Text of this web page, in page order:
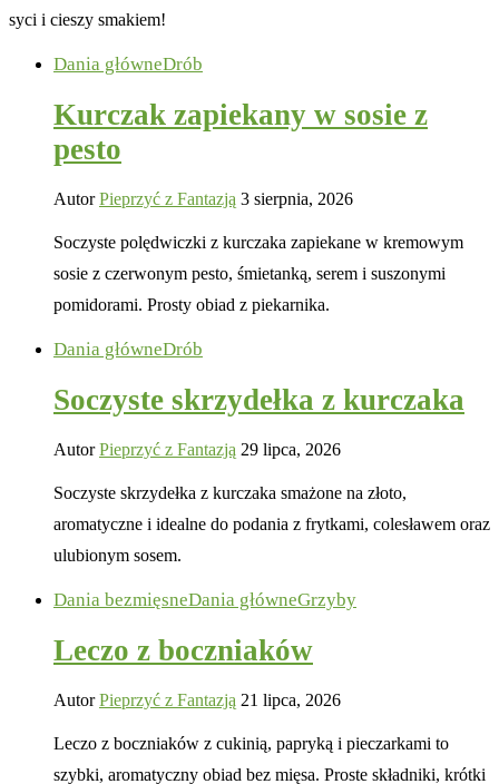
syci i cieszy smakiem!
Dania główneDrób
Kurczak zapiekany w sosie z
pesto
AutorPieprzyć z Fantazją 3 sierpnia, 2026
Soczyste polędwiczki z kurczaka zapiekane w kremowym
sosie z czerwonym pesto, śmietanką, serem i suszonymi
pomidorami. Prosty obiad z piekarnika.
Dania główneDrób
Soczyste skrzydełka z kurczaka
AutorPieprzyć z Fantazją 29 lipca, 2026
Soczyste skrzydełka z kurczaka smażone na złoto,
aromatyczne i idealne do podania z frytkami, colesławem oraz
ulubionym sosem.
Dania bezmięsneDania główneGrzyby
Leczo z boczniaków
AutorPieprzyć z Fantazją 21 lipca, 2026
Leczo z boczniaków z cukinią, papryką i pieczarkami to
szybki, aromatyczny obiad bez mięsa. Proste składniki, krótki